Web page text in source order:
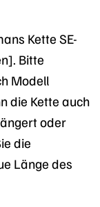
Kette SE-
Bitte
Modell
die Kette auch
oder
die
Länge des